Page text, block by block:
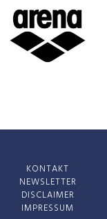
KONTAKT
NEWSLETTER
DISCLAIMER
IMPRESSUM